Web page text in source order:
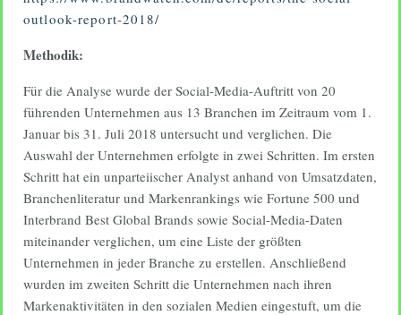
outlook-report-2018/
Methodik:
Für die Analyse wurde der Social-Media-Auftritt von 20
führenden Unternehmen aus 13 Branchen im Zeitraum vom 1.
Januar bis 31. Juli 2018 untersucht und verglichen. Die
Auswahl der Unternehmen erfolgte in zwei Schritten. Im ersten
Schritt hat ein unparteiischer Analyst anhand von Umsatzdaten,
Branchenliteratur und Markenrankings wie Fortune 500 und
Interbrand Best Global Brands sowie Social-Media-Daten
miteinander verglichen, um eine Liste der größten
Unternehmen in jeder Branche zu erstellen. Anschließend
wurden im zweiten Schritt die Unternehmen nach ihren
Markenaktivitäten in den sozialen Medien eingestuft, um die